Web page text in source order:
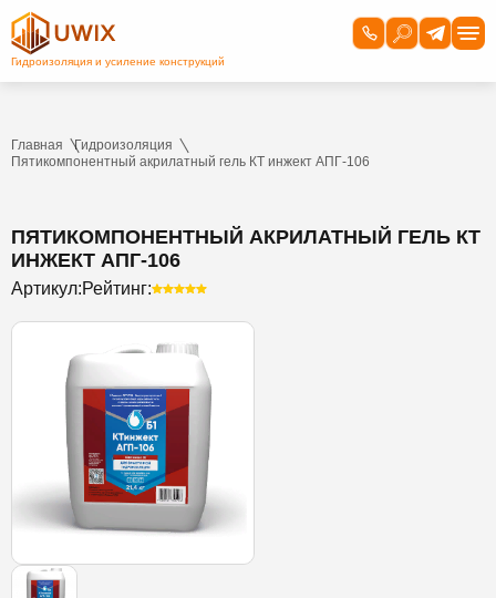
Главная
Гидроизоляция
Пятикомпонентный акрилатный гель КТ инжект АПГ-106
ПЯТИКОМПОНЕНТНЫЙ АКРИЛАТНЫЙ ГЕЛЬ КТ
ИНЖЕКТ АПГ-106
Артикул:Рейтинг: